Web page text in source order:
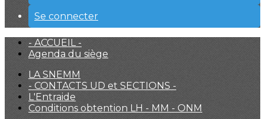
Se connecter
- ACCUEIL -
Agenda du siège
LA SNEMM
- CONTACTS UD et SECTIONS -
L'Entraide
Conditions obtention LH - MM - ONM